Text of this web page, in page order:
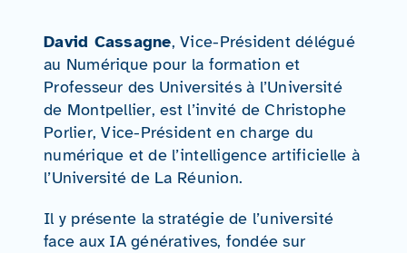
David Cassagne, Vice-Président délégué
au Numérique pour la formation et
Professeur des Universités à l’Université
de Montpellier, est l’invité de Christophe
Porlier, Vice-Président en charge du
numérique et de l’intelligence artificielle à
l’Université de La Réunion.
Il y présente la stratégie de l’université
face aux IA génératives, fondée sur